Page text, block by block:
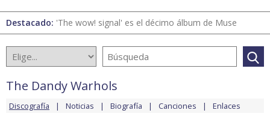
Destacado: 'The wow! signal' es el décimo álbum de Muse
The Dandy Warhols
Discografía Noticias Biografía Canciones Enlaces